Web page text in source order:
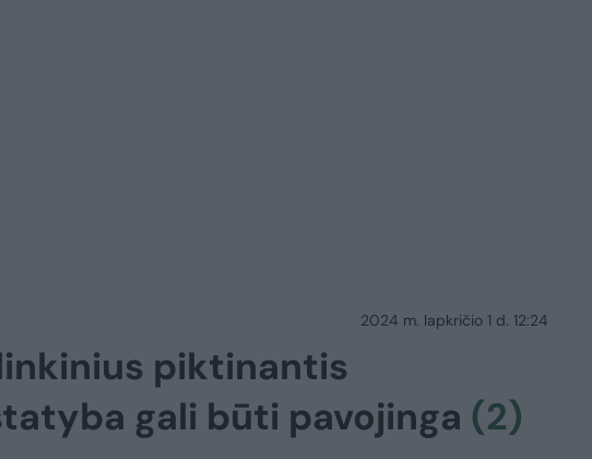
2024 m. lapkričio 1 d. 12:24
piktinantis
gali būti pavojinga (2)